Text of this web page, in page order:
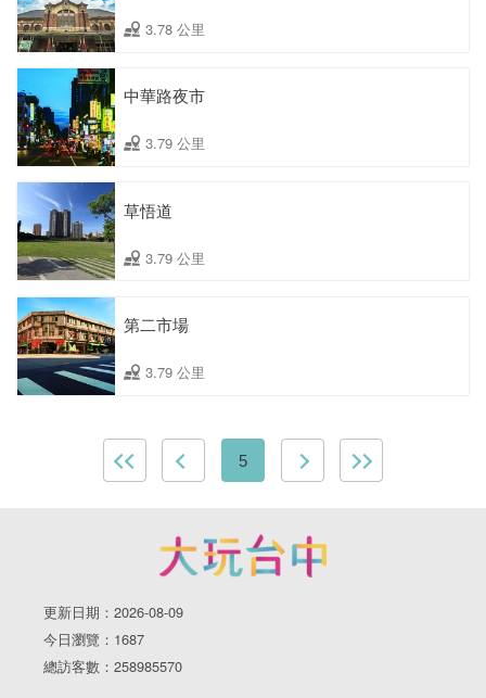
3.78 公里
中華路夜市
3.79 公里
草悟道
3.79 公里
第二市場
3.79 公里
5
更新日期：2026-08-09
今日瀏覽：1687
總訪客數：258985570